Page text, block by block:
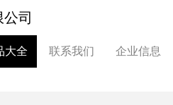
司
大全 联系我们 企业信息